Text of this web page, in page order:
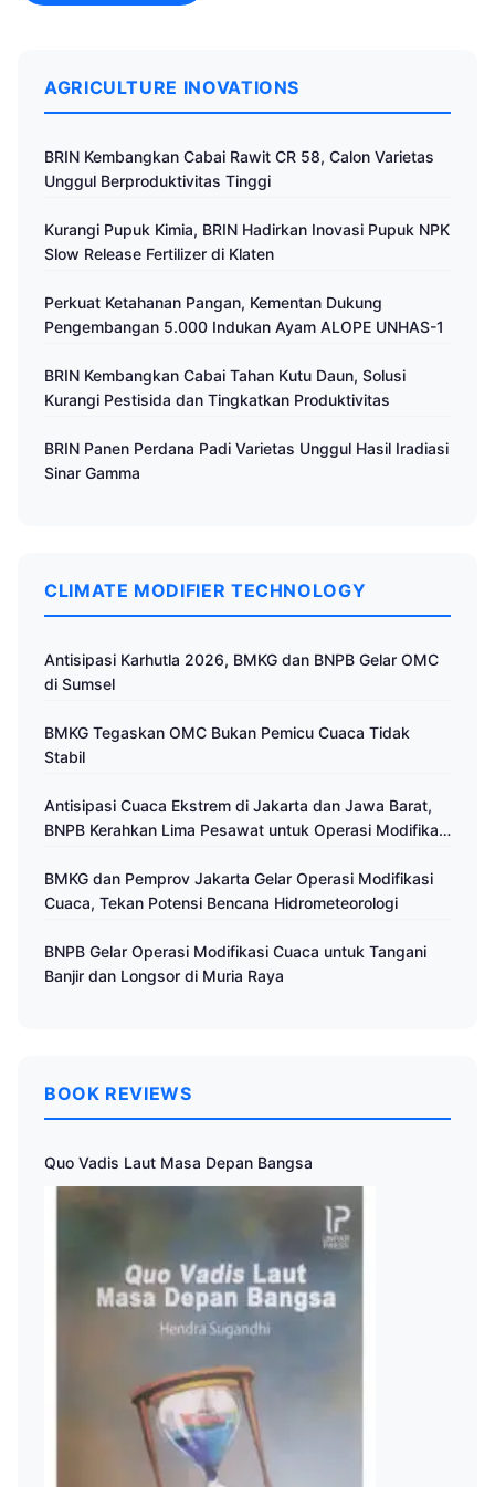
AGRICULTURE INOVATIONS
BRIN Kembangkan Cabai Rawit CR 58, Calon Varietas
Unggul Berproduktivitas Tinggi
Kurangi Pupuk Kimia, BRIN Hadirkan Inovasi Pupuk NPK
Slow Release Fertilizer di Klaten
Perkuat Ketahanan Pangan, Kementan Dukung
Pengembangan 5.000 Indukan Ayam ALOPE UNHAS-1
BRIN Kembangkan Cabai Tahan Kutu Daun, Solusi
Kurangi Pestisida dan Tingkatkan Produktivitas
BRIN Panen Perdana Padi Varietas Unggul Hasil Iradiasi
Sinar Gamma
CLIMATE MODIFIER TECHNOLOGY
Antisipasi Karhutla 2026, BMKG dan BNPB Gelar OMC
di Sumsel
BMKG Tegaskan OMC Bukan Pemicu Cuaca Tidak
Stabil
Antisipasi Cuaca Ekstrem di Jakarta dan Jawa Barat,
BNPB Kerahkan Lima Pesawat untuk Operasi Modifikasi
BMKG dan Pemprov Jakarta Gelar Operasi Modifikasi
Cuaca, Tekan Potensi Bencana Hidrometeorologi
BNPB Gelar Operasi Modifikasi Cuaca untuk Tangani
Banjir dan Longsor di Muria Raya
BOOK REVIEWS
Quo Vadis Laut Masa Depan Bangsa